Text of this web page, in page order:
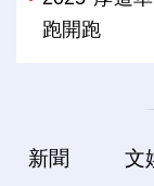
跑開跑
新聞 文